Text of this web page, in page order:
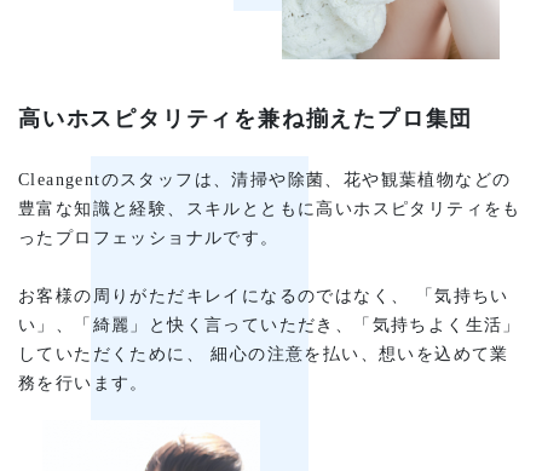
高いホスピタリティを兼ね揃えたプロ集団
Cleangentのスタッフは、清掃や除菌、花や観葉植物などの
豊富な知識と経験、スキルとともに高いホスピタリティをも
ったプロフェッショナルです。
お客様の周りがただキレイになるのではなく、 「気持ちい
い」、「綺麗」と快く言っていただき、「気持ちよく生活」
していただくために、 細心の注意を払い、想いを込めて業
務を行います。